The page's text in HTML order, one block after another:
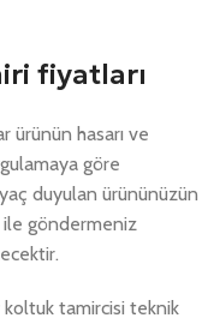
fiyatları
ürünün hasarı ve
göre
duyulan ürününüzün
göndermeniz
koltuk tamircisi teknik